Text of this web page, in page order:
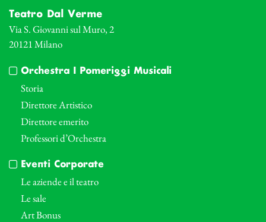
Teatro Dal Verme
Via S. Giovanni sul Muro, 2
20121 Milano
Orchestra I Pomeriggi Musicali
Storia
Direttore Artistico
Direttore emerito
Professori d’Orchestra
Eventi Corporate
Le aziende e il teatro
Le sale
Art Bonus